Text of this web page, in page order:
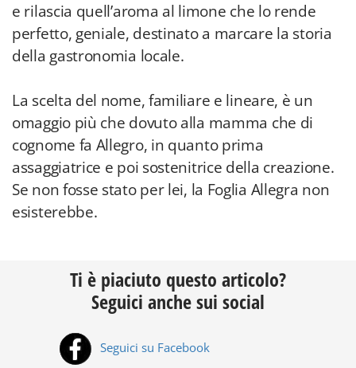
e rilascia quell’aroma al limone che lo rende
perfetto, geniale, destinato a marcare la storia
della gastronomia locale.
La scelta del nome, familiare e lineare, è un
omaggio più che dovuto alla mamma che di
cognome fa Allegro, in quanto prima
assaggiatrice e poi sostenitrice della creazione.
Se non fosse stato per lei, la Foglia Allegra non
esisterebbe.
Ti è piaciuto questo articolo?
Seguici anche sui social
Seguici su Facebook